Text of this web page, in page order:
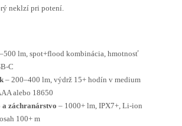
neklzí pri potení.
lm, spot+flood kombinácia, hmotnosť
C
– 200–400 lm, výdrž 15+ hodín v medium
alebo 18650
a záchranárstvo – 1000+ lm, IPX7+, Li-ion
100+ m